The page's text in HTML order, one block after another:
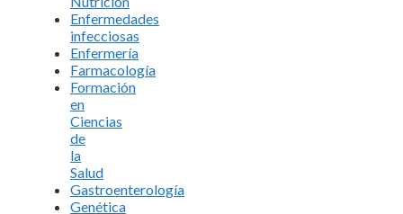
Enfermedades
infecciosas
Enfermería
Farmacología
Formación
en
Ciencias
de
la
Salud
Gastroenterología
Genética